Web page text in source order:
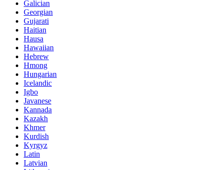
Galician
Georgian
Gujarati
Haitian
Hausa
Hawaiian
Hebrew
Hmong
Hungarian
Icelandic
Igbo
Javanese
Kannada
Kazakh
Khmer
Kurdish
Kyrgyz
Latin
Latvian